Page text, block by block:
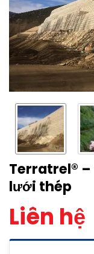
Terratrel®
lưới thép
Liên hệ